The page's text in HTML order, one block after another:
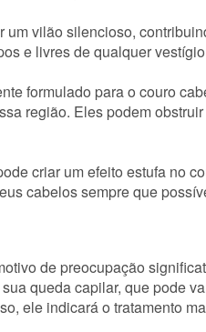
vilão silencioso,
e livres de qualquer
formulado para o couro
região. Eles podem
criar um efeito estufa no
cabelos sempre que
de preocupação
queda capilar, que pode
ele indicará o tratamento